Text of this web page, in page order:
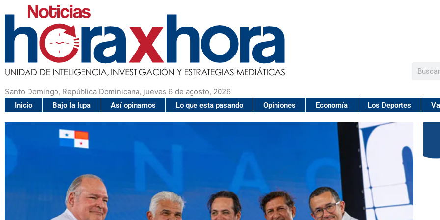
Santo Domingo, República Dominicana, jueves 6 de agosto, 2026
Buscar
Inicio Bajo la lupa Así opinamos Lo que esta pasando Opiniones Economía Los Deportes